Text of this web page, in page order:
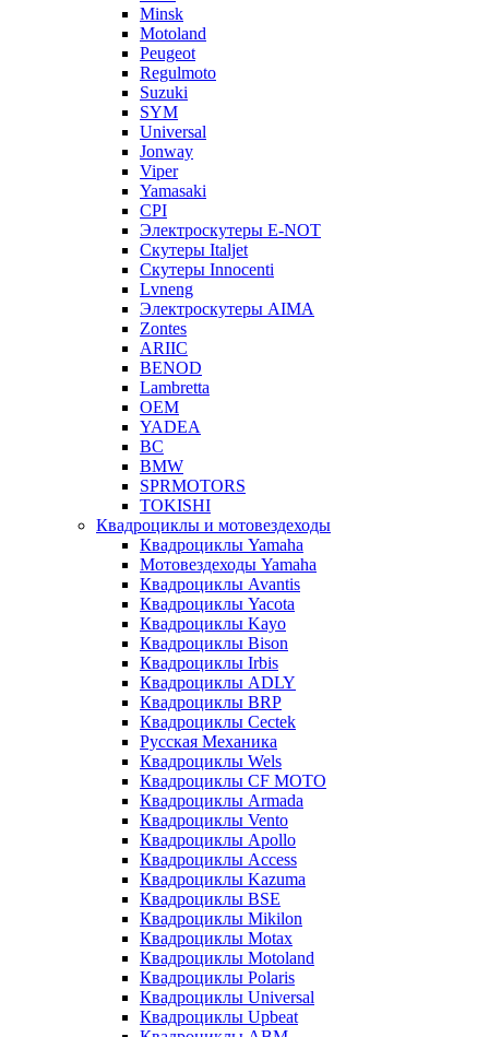
Minsk
Motoland
Peugeot
Regulmoto
Suzuki
SYM
Universal
Jonway
Viper
Yamasaki
CPI
Электроскутеры E-NOT
Скутеры Italjet
Скутеры Innocenti
Lvneng
Электроскутеры AIMA
Zontes
ARIIC
BENOD
Lambretta
OEM
YADEA
BC
BMW
SPRMOTORS
TOKISHI
Квадроциклы и мотовездеходы
Квадроциклы Yamaha
Мотовездеходы Yamaha
Квадроциклы Avantis
Квадроциклы Yacota
Квадроциклы Kayo
Квадроциклы Bison
Квадроциклы Irbis
Квадроциклы ADLY
Квадроциклы BRP
Квадроциклы Cectek
Русская Механика
Квадроциклы Wels
Квадроциклы CF MOTO
Квадроциклы Armada
Квадроциклы Vento
Квадроциклы Apollo
Квадроциклы Access
Квадроциклы Kazuma
Квадроциклы BSE
Квадроциклы Mikilon
Квадроциклы Motax
Квадроциклы Motoland
Квадроциклы Polaris
Квадроциклы Universal
Квадроциклы Upbeat